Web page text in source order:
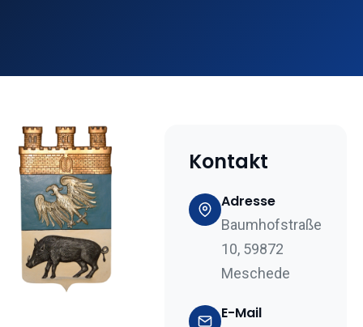
Kontakt
Adresse
Baumhofstraße
10, 59872
Meschede
E-Mail